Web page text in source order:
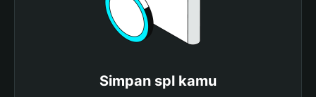
Simpan spl kamu